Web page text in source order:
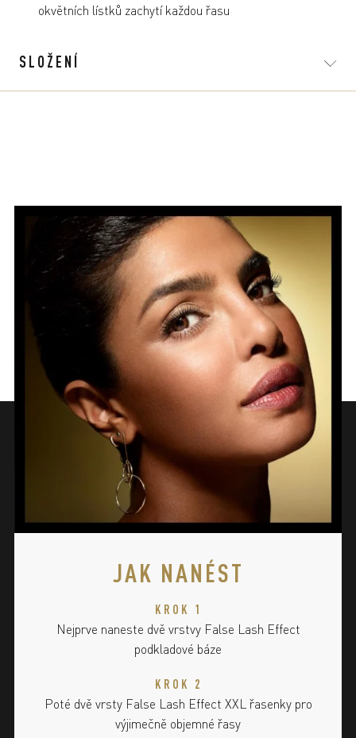
okvětních lístků zachytí každou řasu
SLOŽENÍ
JAK NANÉST
KROK 1
Nejprve naneste dvě vrstvy False Lash Effect
podkladové báze
KROK 2
Poté dvě vrsty False Lash Effect XXL řasenky pro
výjimečně objemné řasy